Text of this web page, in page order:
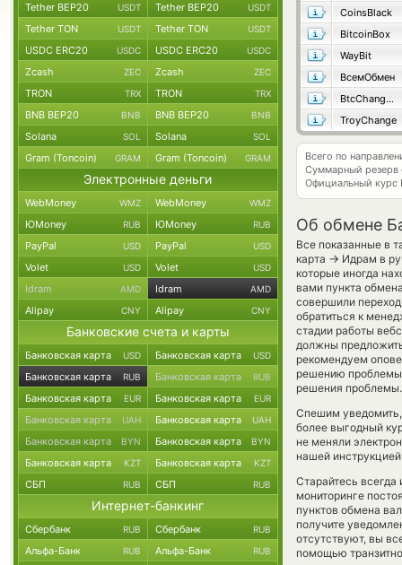
CoinsBlack
BitcoinBox
WayBit
ВсемОбмен
BtcChange24
TroyChange
Всего по
Суммарный резерв
Официальный курс
Об обмене
Все показанные в
карта → Идрам в
которые иногда
вами пункта
совершили
обратиться к
стадии работы
должны
рекомендуем
решению проблемы
решения проблемы.
Спешим
более выгодный
не меняли
нашей
Старайтесь всегда
мониторинге
пунктов обмена
получите
отсутствуют, вы
помощью
Tether BEP20 USDT Tether BEP20 USDT
Tether TON USDT Tether TON USDT
USDC ERC20 USDC USDC ERC20 USDC
Zcash ZEC Zcash ZEC
TRON TRX TRON TRX
BNB BEP20 BNB BNB BEP20 BNB
Solana SOL Solana SOL
Gram (Toncoin) GRAM Gram (Toncoin) GRAM
Электронные деньги
WebMoney WMZ WebMoney WMZ
ЮMoney RUB ЮMoney RUB
PayPal USD PayPal USD
Volet USD Volet USD
Idram AMD Idram AMD
Alipay CNY Alipay CNY
Банковские счета и карты
Банковская карта USD Банковская карта USD
Банковская карта RUB Банковская карта RUB
Банковская карта EUR Банковская карта EUR
Банковская карта UAH Банковская карта UAH
Банковская карта BYN Банковская карта BYN
Банковская карта KZT Банковская карта KZT
СБП RUB СБП RUB
Интернет-банкинг
Сбербанк RUB Сбербанк RUB
Альфа-Банк RUB Альфа-Банк RUB